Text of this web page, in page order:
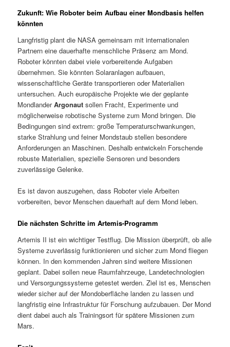
Zukunft: Wie Roboter beim Aufbau einer Mondbasis helfen
könnten
Langfristig plant die NASA gemeinsam mit internationalen
Partnern eine dauerhafte menschliche Präsenz am Mond.
Roboter könnten dabei viele vorbereitende Aufgaben
übernehmen. Sie könnten Solaranlagen aufbauen,
wissenschaftliche Geräte transportieren oder Materialien
untersuchen. Auch europäische Projekte wie der geplante
MondlanderArgonaut sollen Fracht, Experimente und
möglicherweise robotische Systeme zum Mond bringen. Die
Bedingungen sind extrem: große Temperaturschwankungen,
starke Strahlung und feiner Mondstaub stellen besondere
Anforderungen an Maschinen. Deshalb entwickeln Forschende
robuste Materialien, spezielle Sensoren und besonders
zuverlässige Gelenke.
Es ist davon auszugehen, dass Roboter viele Arbeiten
vorbereiten, bevor Menschen dauerhaft auf dem Mond leben.
Die nächsten Schritte im Artemis-Programm
Artemis II ist ein wichtiger Testflug. Die Mission überprüft, ob alle
Systeme zuverlässig funktionieren und sicher zum Mond fliegen
können. In den kommenden Jahren sind weitere Missionen
geplant. Dabei sollen neue Raumfahrzeuge, Landetechnologien
und Versorgungssysteme getestet werden. Ziel ist es, Menschen
wieder sicher auf der Mondoberfläche landen zu lassen und
langfristig eine Infrastruktur für Forschung aufzubauen. Der Mond
dient dabei auch als Trainingsort für spätere Missionen zum
Mars.